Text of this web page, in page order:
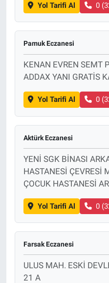
Yol Tarifi Al 0
Pamuk Eczanesi
KENAN EVREN SEMT
ADDAX YANI GRATİS
Yol Tarifi Al 0
Aktürk Eczanesi
YENİ SGK BİNASI
HASTANESİ ÇEVRESİ
ÇOCUK HASTANESİ
Yol Tarifi Al 0
Farsak Eczanesi
ULUS MAH. ESKİ
21 A